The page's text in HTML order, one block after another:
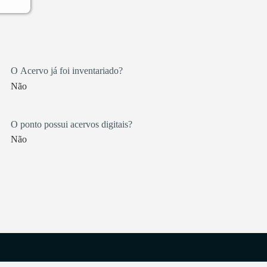
O Acervo já foi inventariado?
Não
O ponto possui acervos digitais?
Não